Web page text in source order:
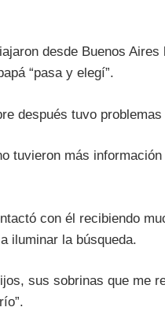
desde Buenos Aires
“pasa y elegí”.
después tuvo
tuvieron más
con él recibiendo
iluminar la búsqueda.
sus sobrinas que me